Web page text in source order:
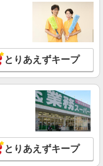
とりあえずキープ
とりあえずキープ